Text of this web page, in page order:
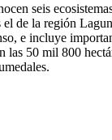
seis
el de la región
e incluye
las 50 mil 800